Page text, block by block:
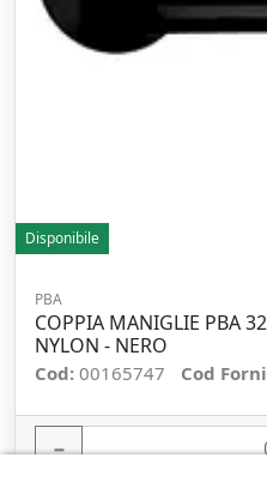
Disponibile
PBA
COPPIA MANIGLIE PBA
NYLON - NERO
Cod: 00165747 Cod
−